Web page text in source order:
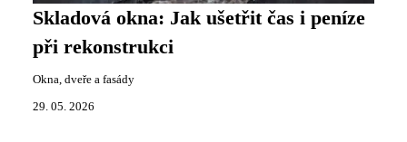
Skladová okna: Jak ušetřit čas i peníze
při rekonstrukci
Okna, dveře a fasády
29. 05. 2026